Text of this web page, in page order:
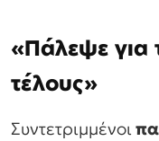
«Πάλεψε για
τέλους»
Συντετριμμένοι